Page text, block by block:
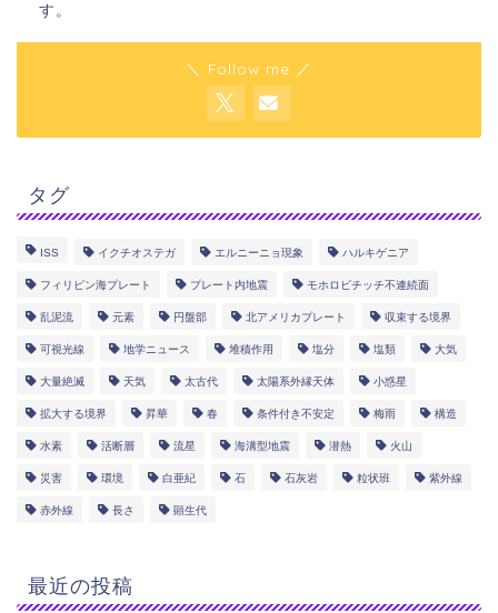
す。
＼ Follow me ／
タグ
ISS イクチオステガ エルニーニョ現象 ハルキゲニア
フィリピン海プレート プレート内地震 モホロビチッチ不連続面
乱泥流 元素 円盤部 北アメリカプレート 収束する境界
可視光線 地学ニュース 堆積作用 塩分 塩類 大気
大量絶滅 天気 太古代 太陽系外縁天体 小惑星
拡大する境界 昇華 春 条件付き不安定 梅雨 構造
水素 活断層 流星 海溝型地震 潜熱 火山
災害 環境 白亜紀 石 石灰岩 粒状班 紫外線
赤外線 長さ 顕生代
最近の投稿